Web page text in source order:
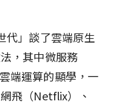
代」談了雲端原生
，其中微服務
端運算的顯學，一
飛（Netflix）、